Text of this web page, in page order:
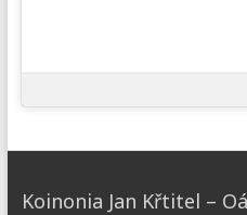
Koinonia Jan Křtitel –